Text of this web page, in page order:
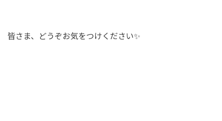
皆さま、どうぞお気をつけください✨